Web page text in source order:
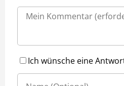
Ich wünsche eine